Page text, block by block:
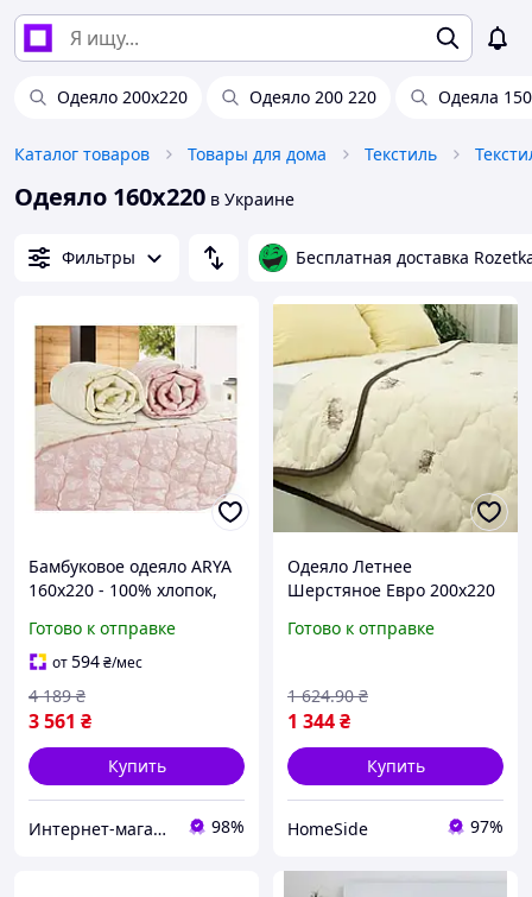
Одеяло 200х220 Одеяло 200 220 Одеяла
Каталог товаров Товары для дома Текстиль
Одеяло 160х220 в Украине
Фильтры Бесплатная доставка
Бамбуковое одеяло ARYA
160х220 - 100% хлопок,
Готово к отправке
от594₴/мес
3 561 ₴
4 189 ₴
Купить
Интернет-магазин "Sweet Home" 98%
Одеяло Летнее
Шерстяное Евро 200х220
м2 Sheep
Готово к отправке
1 344₴
1 624.90 ₴
Купить
HomeSide 97%